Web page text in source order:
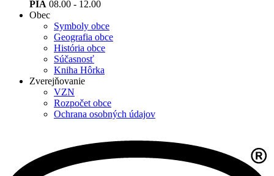
PIA 08.00 - 12.00
Obec
Symboly obce
Geografia obce
História obce
Súčasnosť
Kniha Hôrka
Zverejňovanie
VZN
Rozpočet obce
Ochrana osobných údajov